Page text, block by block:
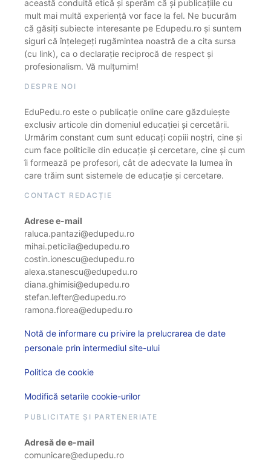
această conduită etică și sperăm că și publicațiile cu
mult mai multă experiență vor face la fel. Ne bucurăm
că găsiți subiecte interesante pe Edupedu.ro și suntem
siguri că înțelegeți rugămintea noastră de a cita sursa
(cu link), ca o declarație reciprocă de respect și
profesionalism. Vă mulțumim!
DESPRE NOI
EduPedu.ro este o publicație online care găzduiește
exclusiv articole din domeniul educației și cercetării.
Urmărim constant cum sunt educați copiii noștri, cine și
cum face politicile din educație și cercetare, cine și cum
îi formează pe profesori, cât de adecvate la lumea în
care trăim sunt sistemele de educație și cercetare.
CONTACT REDACȚIE
Adrese e-mail
raluca.pantazi@edupedu.ro
mihai.peticila@edupedu.ro
costin.ionescu@edupedu.ro
alexa.stanescu@edupedu.ro
diana.ghimisi@edupedu.ro
stefan.lefter@edupedu.ro
ramona.florea@edupedu.ro
Notă de informare cu privire la prelucrarea de date
personale prin intermediul site-ului
Politica de cookie
Modifică setarile cookie-urilor
PUBLICITATE ȘI PARTENERIATE
Adresă de e-mail
comunicare@edupedu.ro